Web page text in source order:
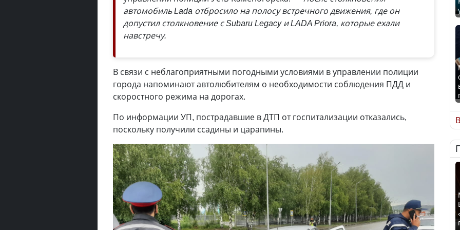
автомобиль Lada отбросило на полосу встречного движения, где он
допустил столкновение с Subaru Legacy и LADA Priora, которые ехали
навстречу.
В связи с неблагоприятными погодными условиями в управлении полиции
города напоминают автолюбителям о необходимости соблюдения ПДД и
скоростного режима на дорогах.
По информации УП, пострадавшие в ДТП от госпитализации отказались,
поскольку получили ссадины и царапины.